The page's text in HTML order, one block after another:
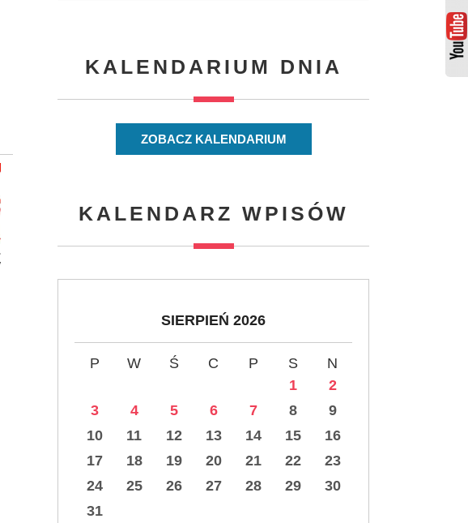
KALENDARIUM DNIA
ZOBACZ KALENDARIUM
KALENDARZ WPISÓW
SIERPIEŃ 2026
P W Ś C P S
N
1
2
3
4 5 6 7 8
9
10
11 12 13 14 15
16
17
18 19 20 21 22
23
24
25 26 27 28 29
30
31